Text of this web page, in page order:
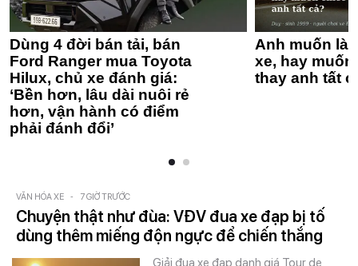
Dùng 4 đời bán tải, bán
Ford Ranger mua Toyota
Hilux, chủ xe đánh giá:
‘Bền hơn, lâu dài nuôi rẻ
hơn, vận hành có điểm
phải đánh đổi’
Anh muốn
xe, hay
thay anh tất
VĂN HÓA XE - 7 GIỜ TRƯỚC
Chuyện thật như đùa: VĐV đua xe đạp bị tố
dùng thêm miếng độn ngực để chiến thắng
Giải đua xe đạp danh giá Tour de